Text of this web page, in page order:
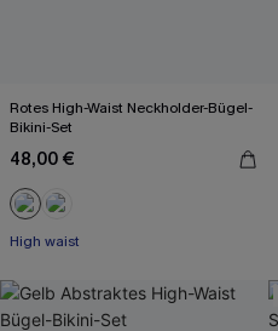
Rotes High-Waist Neckholder-Bügel-
Bikini-Set
48,00 €
High waist